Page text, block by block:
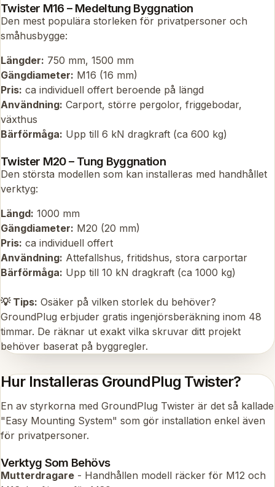
Twister M16 – Medeltung Byggnation
Den mest populära storleken för privatpersoner och
småhusbygge:
Längder: 750 mm, 1500 mm
Gängdiameter: M16 (16 mm)
Pris: ca individuell offert beroende på längd
Användning: Carport, större pergolor, friggebodar,
växthus
Bärförmåga: Upp till 6 kN dragkraft (ca 600 kg)
Twister M20 – Tung Byggnation
Den största modellen som kan installeras med handhållet
verktyg:
Längd: 1000 mm
Gängdiameter: M20 (20 mm)
Pris: ca individuell offert
Användning: Attefallshus, fritidshus, stora carportar
Bärförmåga: Upp till 10 kN dragkraft (ca 1000 kg)
💡 Tips: Osäker på vilken storlek du behöver?
GroundPlug erbjuder gratis ingenjörsberäkning inom 48
timmar. De räknar ut exakt vilka skruvar ditt projekt
behöver baserat på byggregler.
Hur Installeras GroundPlug Twister?
En av styrkorna med GroundPlug Twister är det så kallade
"Easy Mounting System" som gör installation enkel även
för privatpersoner.
Verktyg Som Behövs
Mutterdragare - Handhållen modell räcker för M12 och